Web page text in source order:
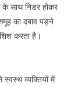
के साथ निडर होकर
का दबाव पड़ने
करता है।
व्यक्तियों में